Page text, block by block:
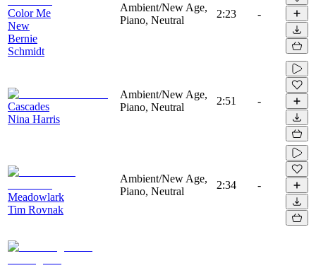
Color Me
New
Bernie
Schmidt
Ambient/New Age,
Piano, Neutral
2:23 -
Cascades
Nina Harris
Ambient/New Age,
Piano, Neutral
2:51 -
Meadowlark
Tim Rovnak
Ambient/New Age,
Piano, Neutral
2:34 -